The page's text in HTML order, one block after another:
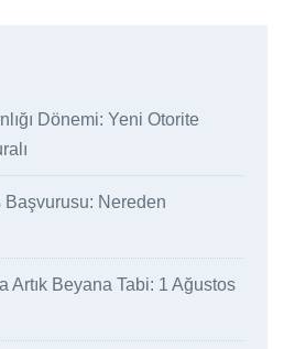
Dönemi: Yeni Otorite
Nereden
Artık Beyana Tabi: 1 Ağustos